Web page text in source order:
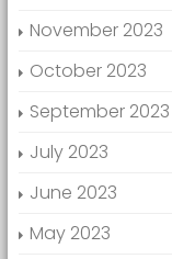
November 2023
October 2023
September 2023
July 2023
June 2023
May 2023